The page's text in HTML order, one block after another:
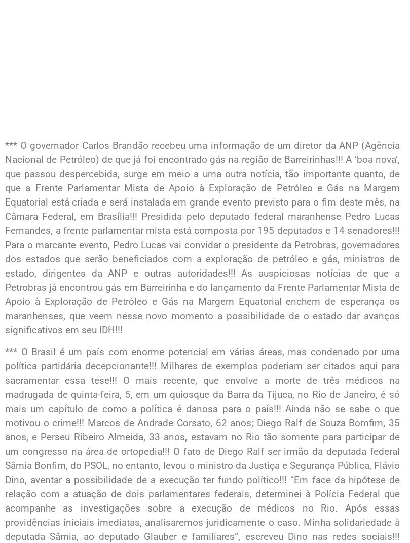
*** O governador Carlos Brandão recebeu uma informação de um diretor da ANP (Agência
Nacional de Petróleo) de que já foi encontrado gás na região de Barreirinhas!!! A ‘boa nova’,
que passou despercebida, surge em meio a uma outra notícia, tão importante quanto, de
que a Frente Parlamentar Mista de Apoio à Exploração de Petróleo e Gás na Margem
Equatorial está criada e será instalada em grande evento previsto para o fim deste mês, na
Câmara Federal, em Brasília!!! Presidida pelo deputado federal maranhense Pedro Lucas
Fernandes, a frente parlamentar mista está composta por 195 deputados e 14 senadores!!!
Para o marcante evento, Pedro Lucas vai convidar o presidente da Petrobras, governadores
dos estados que serão beneficiados com a exploração de petróleo e gás, ministros de
estado, dirigentes da ANP e outras autoridades!!! As auspiciosas notícias de que a
Petrobras já encontrou gás em Barreirinha e do lançamento da Frente Parlamentar Mista de
Apoio à Exploração de Petróleo e Gás na Margem Equatorial enchem de esperança os
maranhenses, que veem nesse novo momento a possibilidade de o estado dar avanços
significativos em seu IDH!!!
*** O Brasil é um país com enorme potencial em várias áreas, mas condenado por uma
política partidária decepcionante!!! Milhares de exemplos poderiam ser citados aqui para
sacramentar essa tese!!! O mais recente, que envolve a morte de três médicos na
madrugada de quinta-feira, 5, em um quiosque da Barra da Tijuca, no Rio de Janeiro, é só
mais um capítulo de como a política é danosa para o país!!! Ainda não se sabe o que
motivou o crime!!! Marcos de Andrade Corsato, 62 anos; Diego Ralf de Souza Bomfim, 35
anos, e Perseu Ribeiro Almeida, 33 anos, estavam no Rio tão somente para participar de
um congresso na área de ortopedia!!! O fato de Diego Ralf ser irmão da deputada federal
Sâmia Bonfim, do PSOL, no entanto, levou o ministro da Justiça e Segurança Pública, Flávio
Dino, aventar a possibilidade de a execução ter fundo político!!! “Em face da hipótese de
relação com a atuação de dois parlamentares federais, determinei à Polícia Federal que
acompanhe as investigações sobre a execução de médicos no Rio. Após essas
providências iniciais imediatas, analisaremos juridicamente o caso. Minha solidariedade à
deputada Sâmia, ao deputado Glauber e familiares”, escreveu Dino nas redes sociais!!!